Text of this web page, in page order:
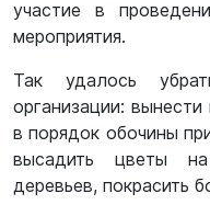
участие в
мероприятия.
Так удалось
организации:
в порядок обочины
высадить цветы
деревьев, покрасить